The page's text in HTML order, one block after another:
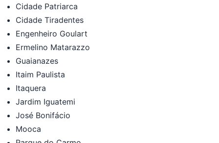
Cidade Patriarca
Cidade Tiradentes
Engenheiro Goulart
Ermelino Matarazzo
Guaianazes
Itaim Paulista
Itaquera
Jardim Iguatemi
José Bonifácio
Mooca